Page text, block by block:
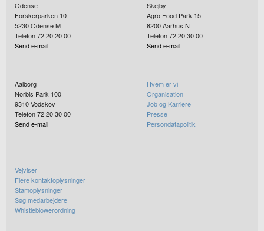
Odense
Forskerparken 10
5230Odense M
Telefon 72 20 20 00
Send e-mail
Skejby
Agro Food Park 15
8200Aarhus N
Telefon 72 20 30 00
Send e-mail
Aalborg
Norbis Park 100
9310Vodskov
Telefon 72 20 30 00
Send e-mail
Hvem er vi
Organisation
Job og Karriere
Presse
Persondatapolitik
Vejviser
Flere kontaktoplysninger
Stamoplysninger
Søg medarbejdere
Whistleblowerordning